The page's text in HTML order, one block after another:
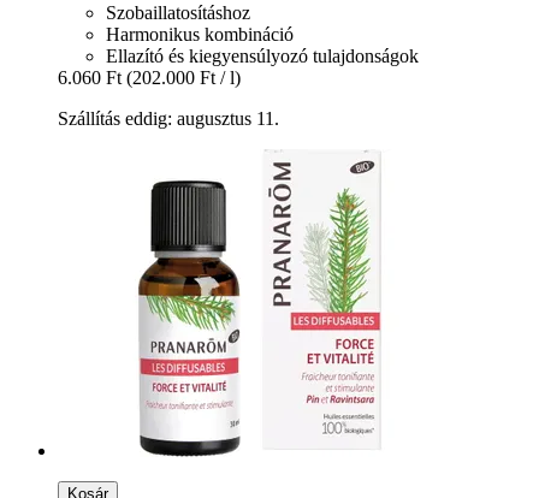
Szobaillatosításhoz
Harmonikus kombináció
Ellazító és kiegyensúlyozó tulajdonságok
6.060 Ft (202.000 Ft / l)
Szállítás eddig: augusztus 11.
Kosár